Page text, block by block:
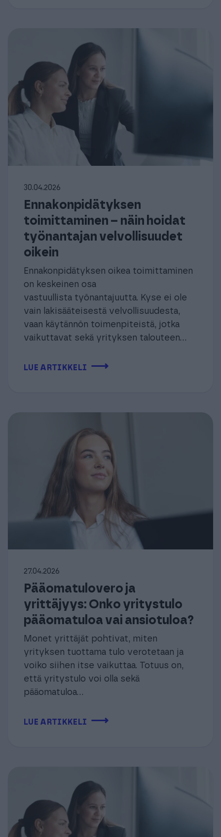
30.04.2026
Ennakonpidätyksen
toimittaminen – näin hoidat
työnantajan velvollisuudet
oikein
Ennakonpidätyksen oikea toimittaminen
on keskeinen osa
vastuullista työnantajuutta. Kyse ei ole
vain lakisääteisestä velvollisuudesta,
vaan käytännön toimenpiteistä, jotka
vaikuttavat sekä yrityksen talouteen...
LUE ARTIKKELI ⟶
27.04.2026
Pääomatulovero ja
yrittäjyys: Onko yritystulo
pääomatuloa vai ansiotuloa?
Monet yrittäjät pohtivat, miten
yrityksen tuottama tulo verotetaan ja
voiko siihen itse vaikuttaa. Totuus on,
että yritystulo voi olla sekä
pääomatuloa...
LUE ARTIKKELI ⟶